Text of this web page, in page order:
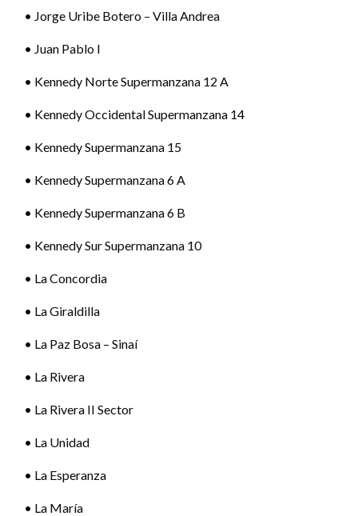
• Jorge Uribe Botero – Villa Andrea
• Juan Pablo I
• Kennedy Norte Supermanzana 12 A
• Kennedy Occidental Supermanzana 14
• Kennedy Supermanzana 15
• Kennedy Supermanzana 6 A
• Kennedy Supermanzana 6 B
• Kennedy Sur Supermanzana 10
• La Concordia
• La Giraldilla
• La Paz Bosa – Sinaí
• La Rivera
• La Rivera II Sector
• La Unidad
• La Esperanza
• La María